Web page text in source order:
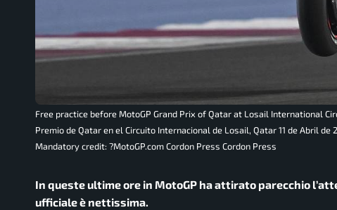
Free practice before MotoGP Grand Prix of Qatar at Losail International
Premio de Qatar en el Circuito Internacional de Losail, Qatar 11 de Abril
Mandatory credit: ?MotoGP.com Cordon Press Cordon Press
In queste ultime ore in MotoGP ha attirato parecchio
ufficiale è nettissima.